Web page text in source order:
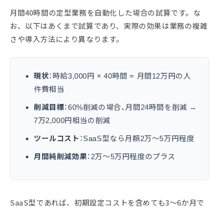
月間40時間の定型業務を自動化した場合の試算です。な
お、以下はあくまで試算であり、実際の効果は業務の複雑
さや導入方法により異なります。
現状：時給3,000円 × 40時間 = 月間12万円の人
件費相当
削減目標：60%削減の場合、月間24時間を削減 →
7万2,000円相当の削減
ツールコスト ：SaaS型なら月額2万〜5万円程度
月間純削減効果：2万〜5万円程度のプラス
SaaS型であれば、初期設定コストを含めても3〜6か月で